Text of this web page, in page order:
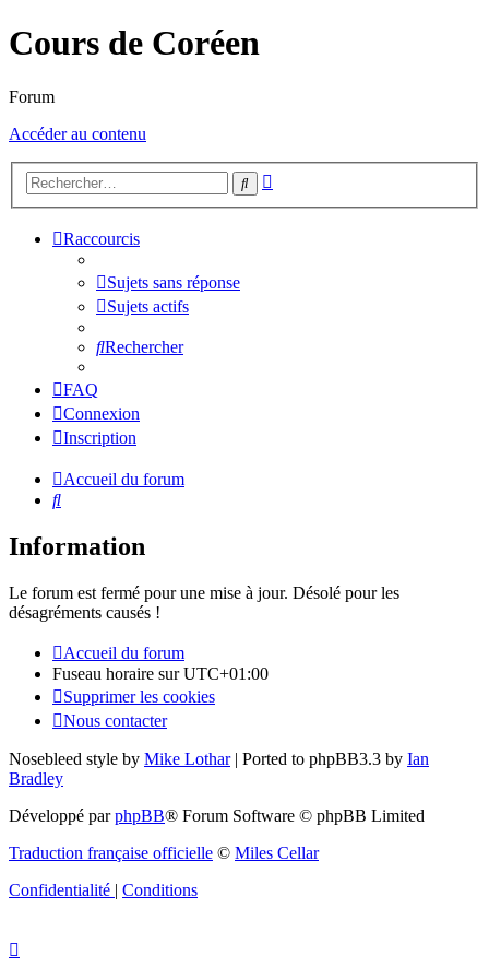
Cours de Coréen
Forum
Accéder au contenu
Rechercher
Raccourcis
Sujets sans réponse
Sujets actifs
Rechercher
FAQ
Connexion
Inscription
Accueil du forum
Rechercher
Information
Le forum est fermé pour une mise à jour. Désolé pour les
désagréments causés !
Accueil du forum
Fuseau horaire surUTC+01:00
Supprimer les cookies
Nous contacter
Nosebleed style by Mike Lothar| Ported to phpBB3.3 by Ian
Bradley
Développé parphpBB® Forum Software © phpBB Limited
Traduction française officielle © Miles Cellar
Confidentialité | Conditions